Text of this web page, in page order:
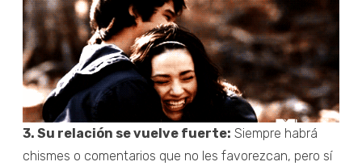
3. Su relación se vuelve fuerte: Siempre habrá
chismes o comentarios que no les favorezcan, pero sí